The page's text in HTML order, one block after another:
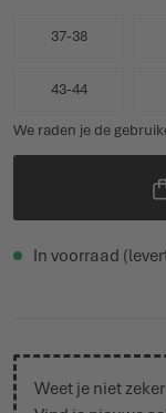
37-38
43-44
We raden je de
In voorraad
Weet je niet